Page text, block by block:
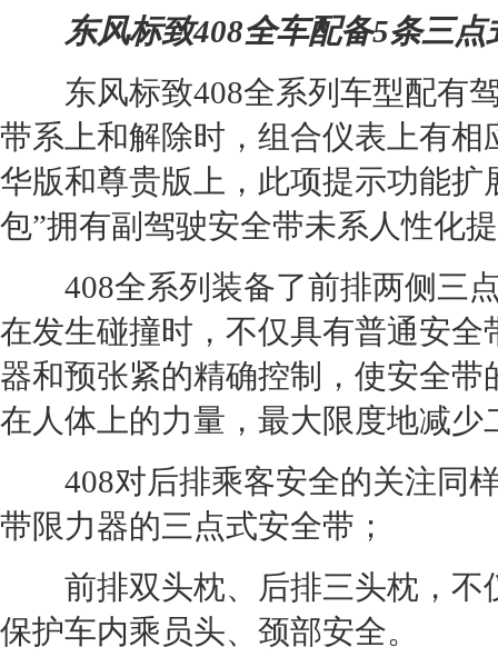
东风标致408全车配备5条三点
东风标致408全系列车型配有驾
带系上和解除时，组合仪表上有
华版和尊贵版上，此项提示功能
包”拥有副驾驶安全带未系人性化
408全系列装备了前排两侧三点
在发生碰撞时，不仅具有普通安
器和预张紧的精确控制，使安全
在人体上的力量，最大限度地减少
408对后排乘客安全的关注同样
带限力器的三点式安全带；
前排双头枕、后排三头枕，不
保护车内乘员头、颈部安全。